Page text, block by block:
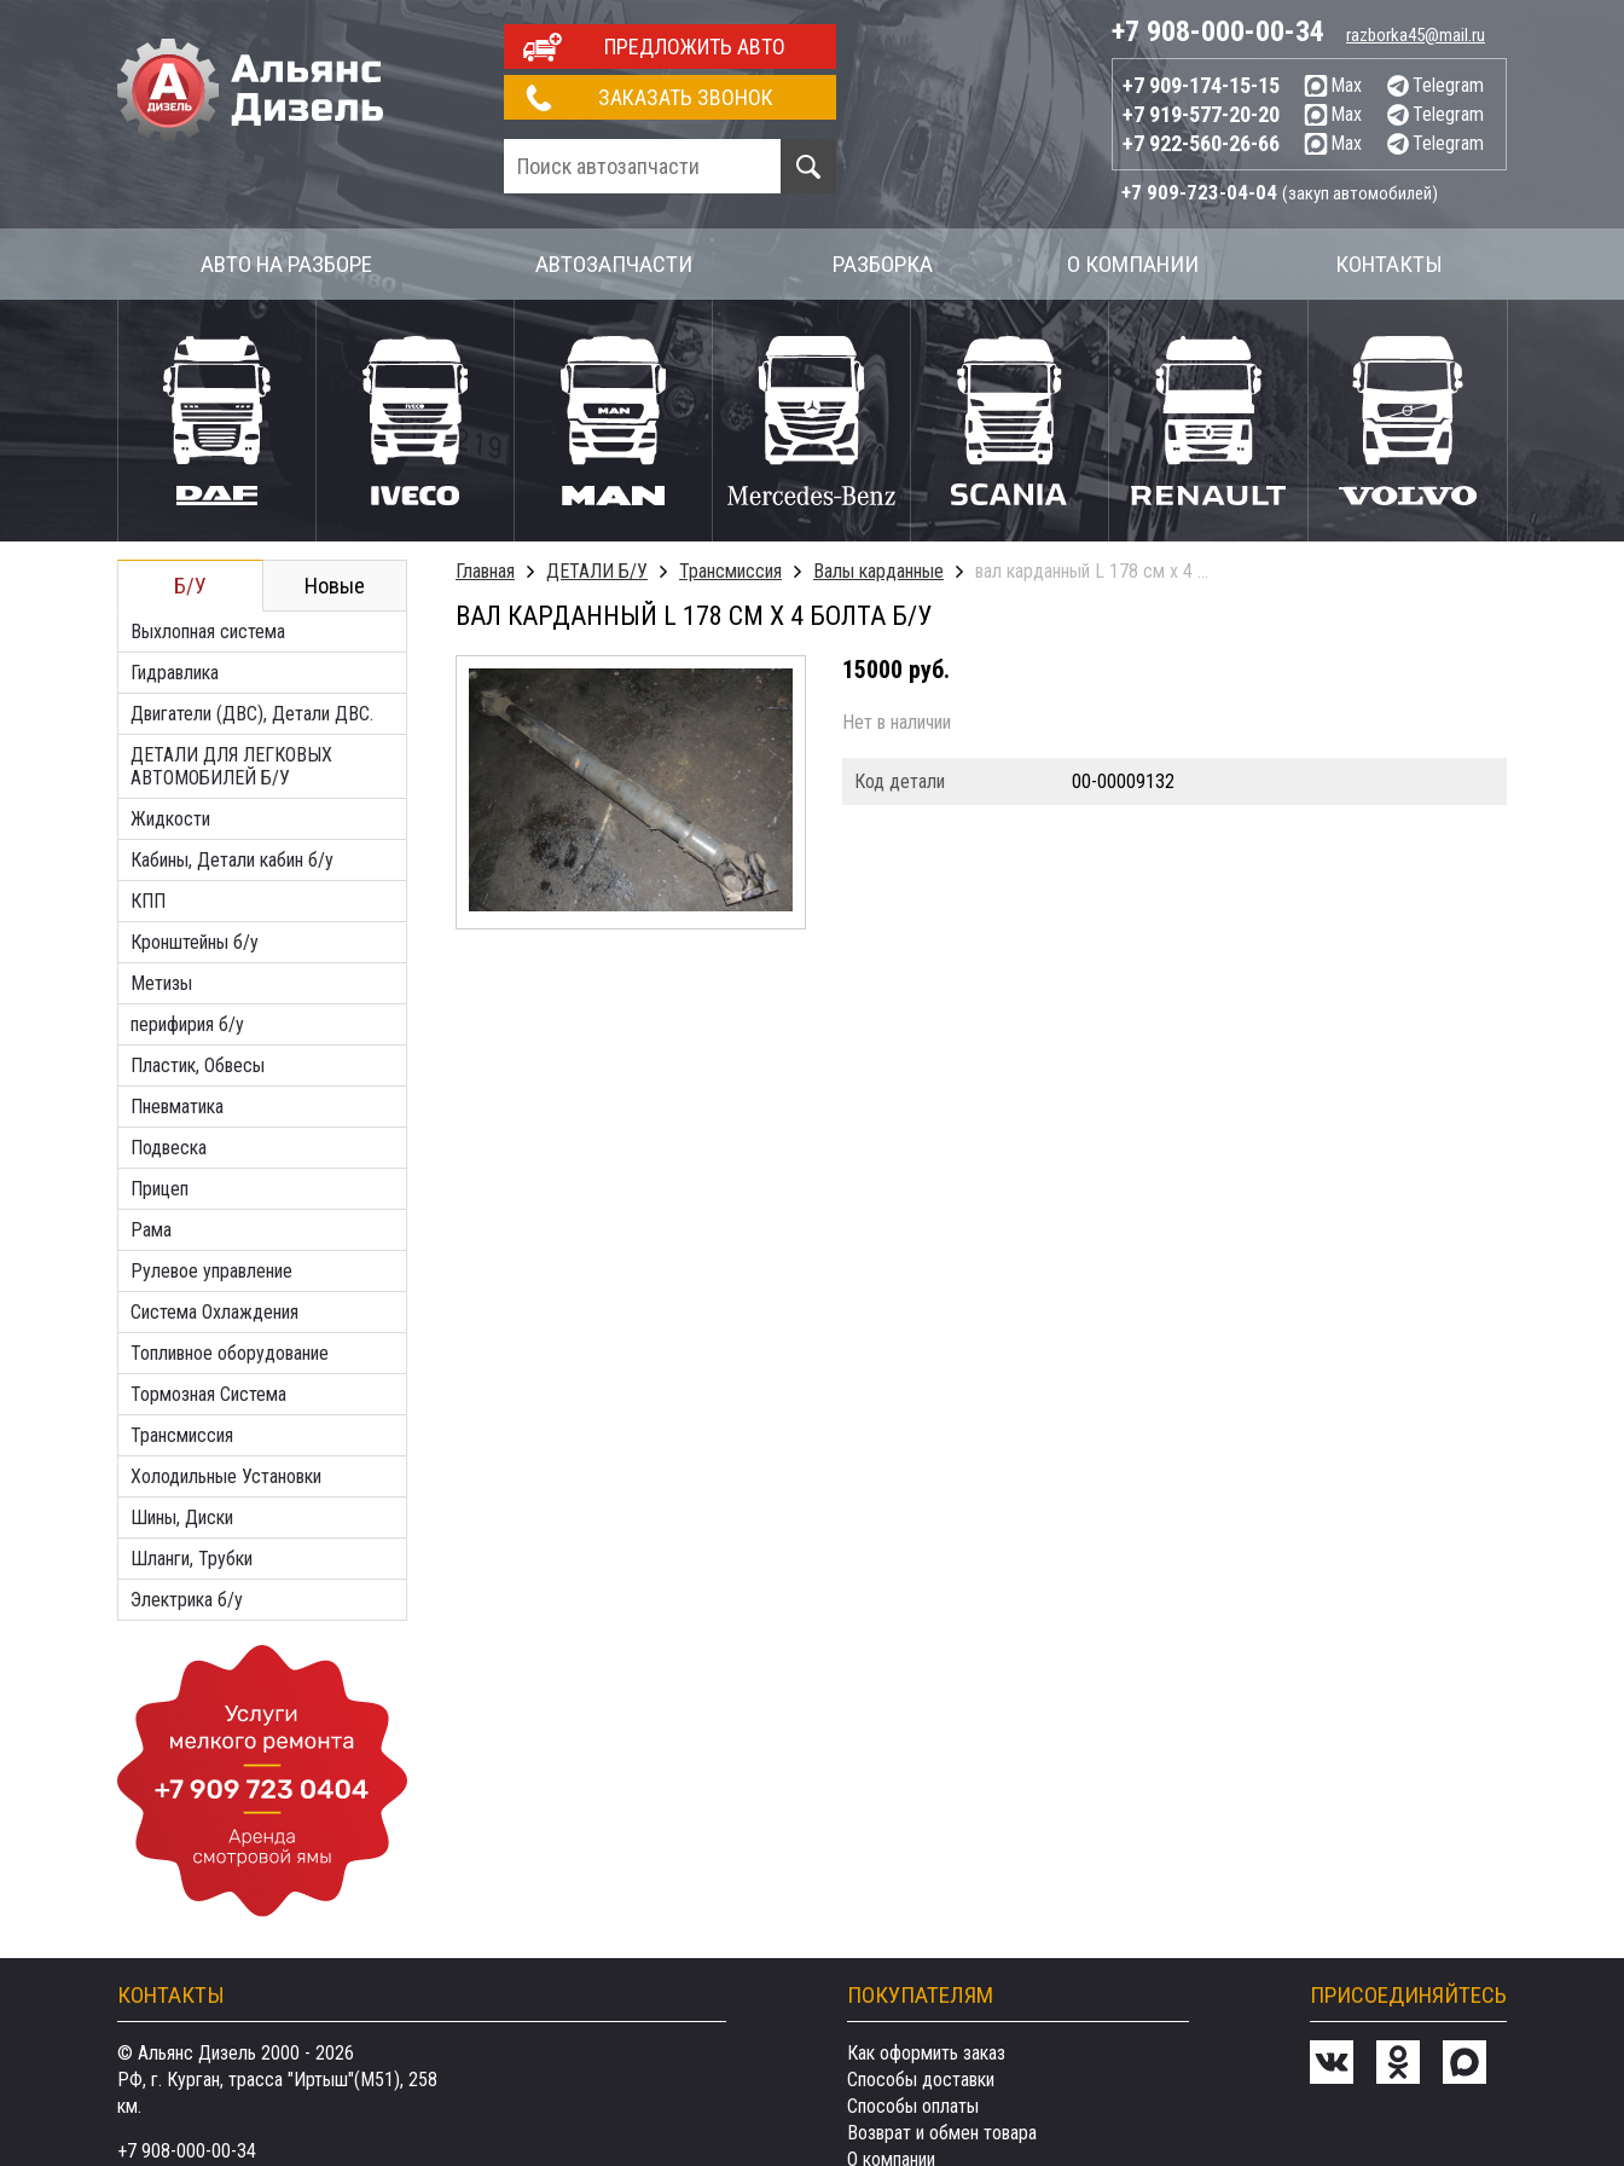
ПРЕДЛОЖИТЬ АВТО
ЗАКАЗАТЬ ЗВОНОК
+7 908-000-00-34 razborka45@mail.ru
+7 909-174-15-15 Max Telegram
+7 919-577-20-20 Max Telegram
+7 922-560-26-66 Max Telegram
+7 909-723-04-04 (закуп автомобилей)
АВТО НА РАЗБОРЕ АВТОЗАПЧАСТИ РАЗБОРКА О КОМПАНИИ КОНТАКТЫ
Б/У Новые
Выхлопная система
Гидравлика
Двигатели (ДВС), Детали ДВС.
ДЕТАЛИ ДЛЯ ЛЕГКОВЫХ
АВТОМОБИЛЕЙ Б/У
Жидкости
Кабины, Детали кабин б/у
КПП
Кронштейны б/у
Метизы
перифирия б/у
Пластик, Обвесы
Пневматика
Подвеска
Прицеп
Рама
Рулевое управление
Система Охлаждения
Топливное оборудование
Тормозная Система
Трансмиссия
Холодильные Установки
Шины, Диски
Шланги, Трубки
Электрика б/у
Главная ДЕТАЛИ Б/У Трансмиссия Валы карданные вал карданный L 178 см х 4 болта б/у
ВАЛ КАРДАННЫЙ L 178 СМ Х 4 БОЛТА Б/У
15000 руб.
Нет в наличии
Код детали 00-00009132
КОНТАКТЫ
© Альянс Дизель 2000 - 2026
РФ, г. Курган, трасса "Иртыш"(М51), 258
км.
+7 908-000-00-34
ПОКУПАТЕЛЯМ
Как оформить заказ
Способы доставки
Способы оплаты
Возврат и обмен товара
О компании
ПРИСОЕДИНЯЙТЕСЬ